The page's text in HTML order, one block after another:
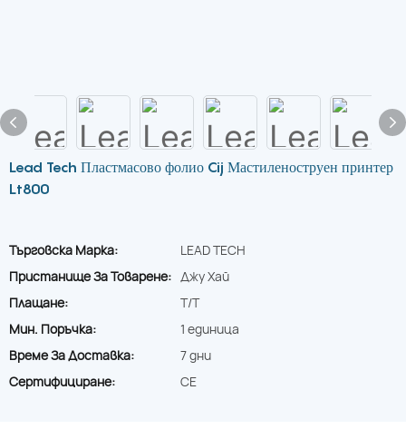
Lead Tech Пластмасово фолио Cij Мастиленоструен принтер
Lt800
Търговска Марка:
LEAD TECH
Пристанище За Товарене: Джу Хай
Плащане:
T/T
Мин. Поръчка:
1 единица
Време За Доставка:
7 дни
Сертифициране:
CE